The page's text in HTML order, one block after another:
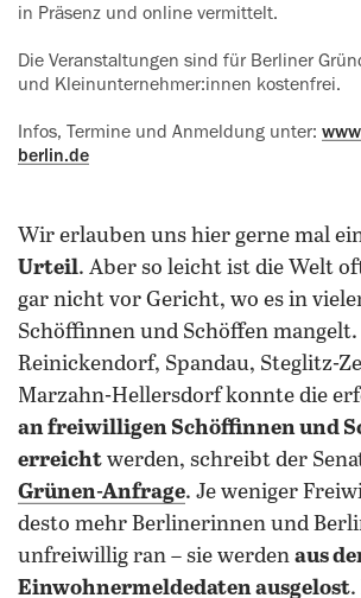
in Präsenz und online vermittelt.
Die Veranstaltungen sind für Berliner
und Kleinunternehmer:innen kostenfrei.
Infos, Termine und Anmeldung unter:
berlin.de
Wir erlauben uns hier gerne mal
Urteil. Aber so leicht ist die Welt
gar nicht vor Gericht, wo es in
Schöffinnen und Schöffen
Reinickendorf, Spandau, Steglitz-
Marzahn-Hellersdorf konnte die
an freiwilligen Schöffinnen und
erreicht werden, schreibt der
Grünen-Anfrage. Je weniger
desto mehr Berlinerinnen und
unfreiwillig ran – sie werden aus
Einwohnermeldedaten ausgelost.